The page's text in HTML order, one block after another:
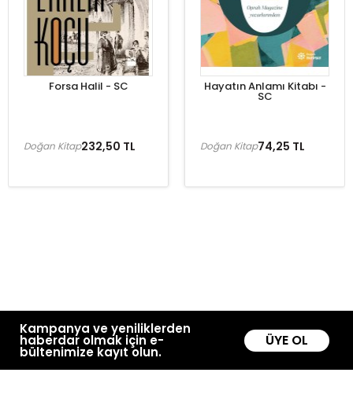
Forsa Halil - SC
232,50 TL
Doğan Kitap
Hayatın Anlamı Kitabı -
SC
74,25 TL
Doğan Kitap
Kampanya ve yeniliklerden
haberdar olmak için e-
bültenimize kayıt olun.
ÜYE OL